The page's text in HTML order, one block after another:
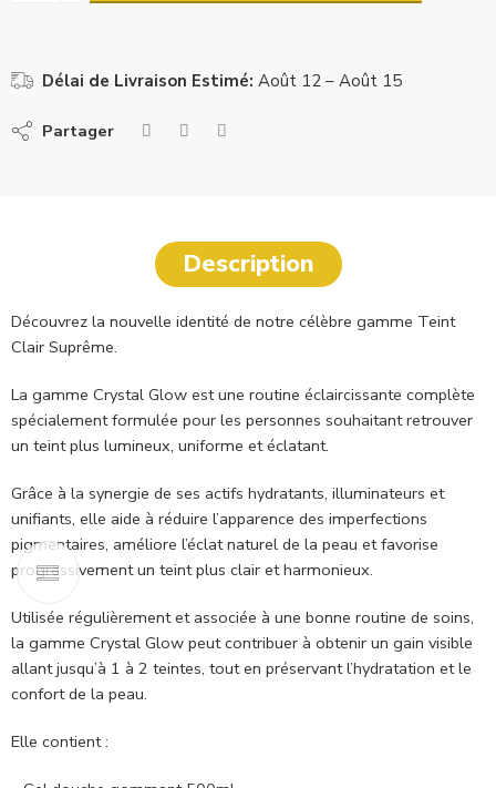
Délai de Livraison Estimé: Août 12 – Août 15
Partager
Description
Découvrez la nouvelle identité de notre célèbre gamme Teint
Clair Suprême.
La gamme Crystal Glow est une routine éclaircissante complète
spécialement formulée pour les personnes souhaitant retrouver
un teint plus lumineux, uniforme et éclatant.
Grâce à la synergie de ses actifs hydratants, illuminateurs et
unifiants, elle aide à réduire l’apparence des imperfections
pigmentaires, améliore l’éclat naturel de la peau et favorise
progressivement un teint plus clair et harmonieux.
Utilisée régulièrement et associée à une bonne routine de soins,
la gamme Crystal Glow peut contribuer à obtenir un gain visible
allant jusqu’à 1 à 2 teintes, tout en préservant l’hydratation et le
confort de la peau.
Elle contient :